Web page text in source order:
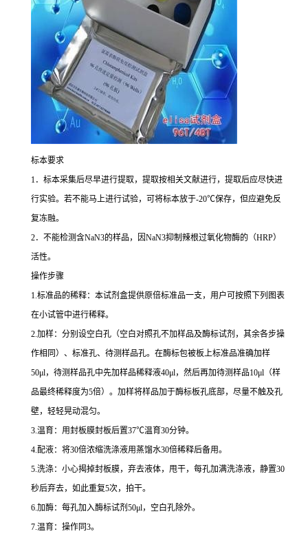
标本要求
1．标本采集后尽早进行提取，提取按相关文献进行，提取后应尽快进
行实验。若不能马上进行试验，可将标本放于-20℃保存，但应避免反
复冻融。
2．不能检测含NaN3的样品，因NaN3抑制辣根过氧化物酶的（HRP）
活性。
操作步骤
1.标准品的稀释：本试剂盒提供原倍标准品一支，用户可按照下列图表
在小试管中进行稀释。
2.加样：分别设空白孔（空白对照孔不加样品及酶标试剂，其余各步操
作相同）、标准孔、待测样品孔。在酶标包被板上标准品准确加样
50μl，待测样品孔中先加样品稀释液40μl，然后再加待测样品10μl （样
品最终稀释度为5倍）。加样将样品加于酶标板孔底部，尽量不触及孔
壁，轻轻晃动混匀。
3.温育：用封板膜封板后置37℃温育30分钟。
4.配液：将30倍浓缩洗涤液用蒸馏水30倍稀释后备用。
5.洗涤：小心揭掉封板膜，弃去液体，甩干，每孔加满洗涤液，静置30
秒后弃去，如此重复5次，拍干。
6.加酶：每孔加入酶标试剂 50μl，空白孔除外。
7.温育：操作同 3。